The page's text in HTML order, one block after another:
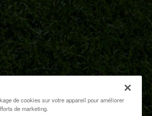
de cookies sur votre appareil pour améliorer
de marketing.